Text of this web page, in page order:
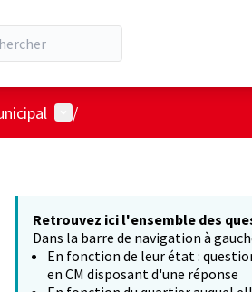
Menu utilisateur
/
Retrouvez ici l'ensemble des
Dans la barre de navigation à
En fonction de leur état :
en CM disposant d'une réponse